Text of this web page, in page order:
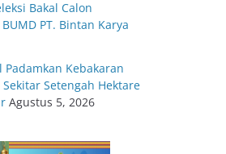
Bakal Calon
PT. Bintan Karya
Kebakaran
Setengah Hektare
Agustus 5, 2026